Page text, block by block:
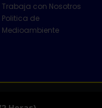
Trabaja con Nosotros
Politica de
Medioambiente